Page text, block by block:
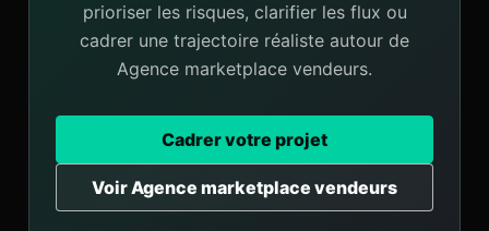
prioriser les risques, clarifier les flux ou
cadrer une trajectoire réaliste autour de
Agence marketplace vendeurs.
Cadrer votre projet
Voir Agence marketplace vendeurs